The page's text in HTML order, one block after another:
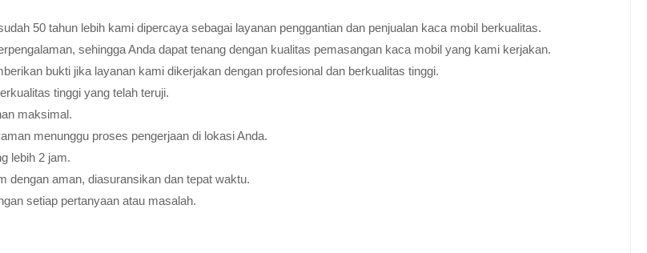
50 tahun lebih kami dipercaya sebagai layanan penggantian dan penjualan kaca mobil berkualitas.
sehingga Anda dapat tenang dengan kualitas pemasangan kaca mobil yang kami kerjakan.
bukti jika layanan kami dikerjakan dengan profesional dan berkualitas tinggi.
tinggi yang telah teruji.
maksimal.
menunggu proses pengerjaan di lokasi Anda.
lebih 2 jam.
dengan aman, diasuransikan dan tepat waktu.
setiap pertanyaan atau masalah.